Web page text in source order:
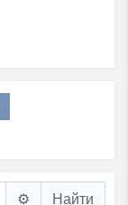
⚙️